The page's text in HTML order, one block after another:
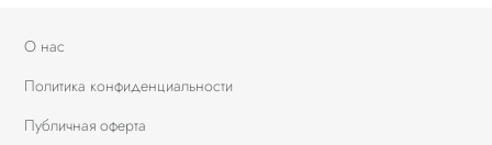
О нас
Политика конфиденциальности
Публичная оферта